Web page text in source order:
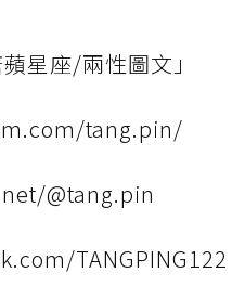
星座/兩性圖文」
tang.pin/
@tang.pin
TANGPING122